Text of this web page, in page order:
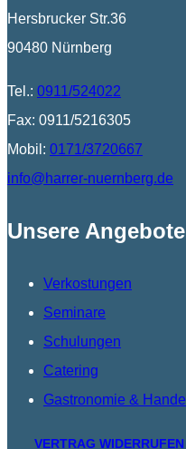
Hersbrucker Str.36
90480 Nürnberg
Tel.: 0911/524022
Fax: 0911/5216305
Mobil: 0171/3720667
info@harrer-nuernberg.de
Unsere Angebote
Verkostungen
Seminare
Schulungen
Catering
Gastronomie & Handel
VERTRAG WIDERRUFEN